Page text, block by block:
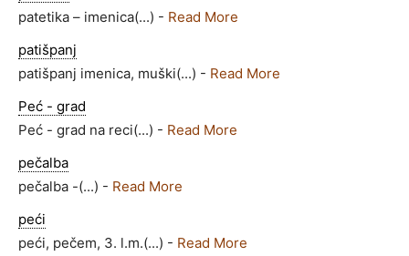
patetika – imenica(...) - Read More
patišpanj
patišpanj imenica, muški(...) - Read More
Peć - grad
Peć - grad na reci(...) - Read More
pečalba
pečalba -(...) - Read More
peći
peći, pečem, 3. l.m.(...) - Read More